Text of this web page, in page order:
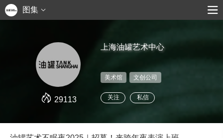
图集
29113
上海油罐艺术中心
美术馆 文创公司
关注 私信